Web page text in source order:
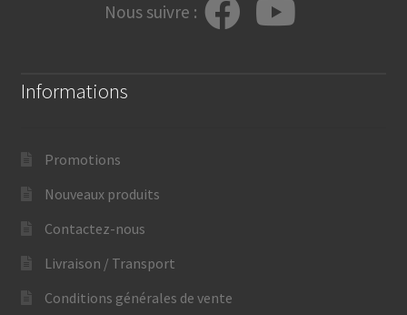
Nous suivre :
Informations
Promotions
Nouveaux produits
Contactez-nous
Livraison / Transport
Conditions générales de vente